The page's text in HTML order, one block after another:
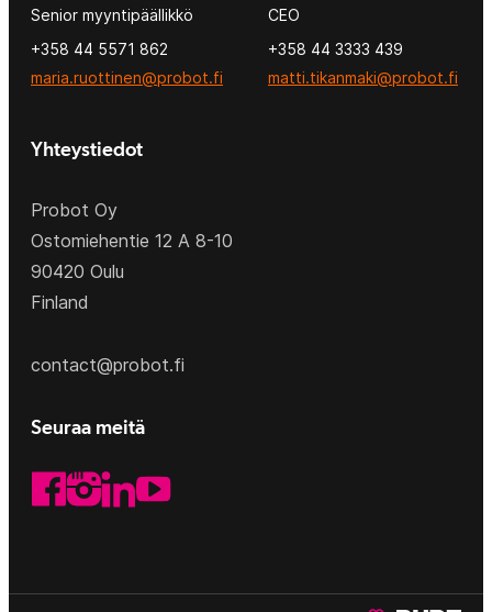
Yhteystiedot
Probot Oy
Ostomiehentie 12 A 8-10
90420 Oulu
Finland
contact@probot.fi
Seuraa meitä
Facebook
Instagram
LinkedIn
YouTube
Senior myyntipäällikkö
+358 44 5571 862
maria.ruottinen@probot.fi
CEO
+358 44 3333 439
matti.tikanmaki@probot.fi